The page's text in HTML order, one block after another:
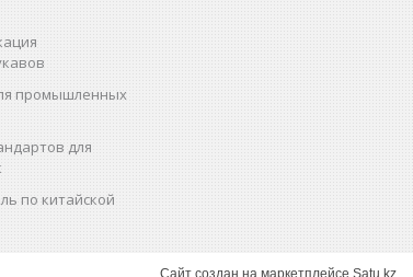
промышленных
для
по китайской
Сайт создан на маркетплейсе Satu.kz